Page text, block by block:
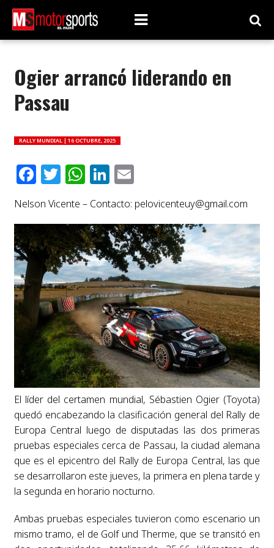
Ogier arrancó liderando en
Passau
RALLY MUNDIAL | 16 OCTUBRE, 2025
Facebook
Twitter
WhatsApp
LinkedIn
Email
Nelson Vicente – Contacto: pelovicenteuy@gmail.com
El líder del certamen mundial, Sébastien Ogier (Toyota)
quedó encabezando la clasificación general del Rally de
Europa Central luego de disputadas las dos primeras
pruebas especiales cerca de Passau, la ciudad alemana
que es el epicentro del Rally de Europa Central, las que
se desarrollaron este jueves, la primera en plena tarde y
la segunda en horario nocturno.
Ambas pruebas especiales tuvieron como escenario un
mismo tramo, el de Golf und Therme, que se transitó en